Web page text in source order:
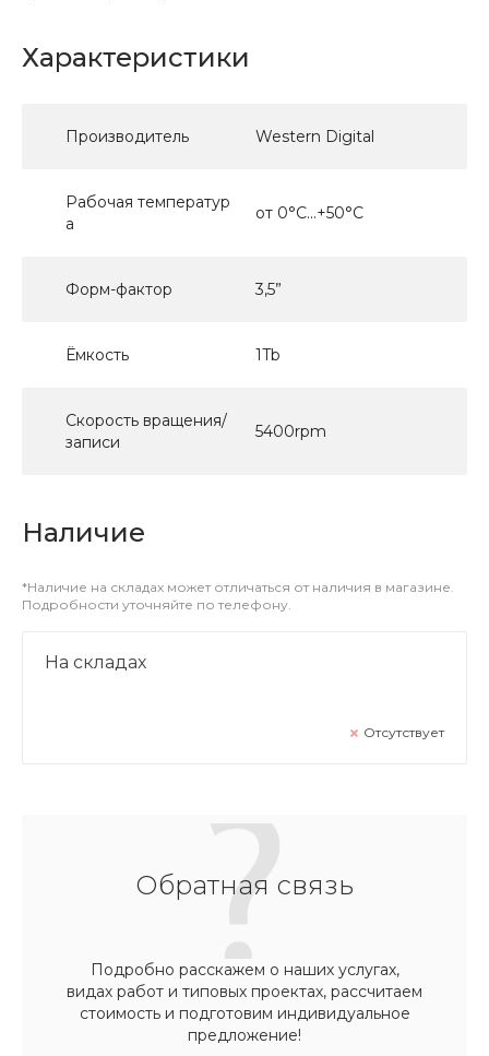
Характеристики
Производитель Western Digital
Рабочая температур
а
от 0°C...+50°C
Форм-фактор 3,5”
Ёмкость 1Tb
Скорость вращения/
записи
5400rpm
Наличие
*Наличие на складах может отличаться от наличия в магазине.
Подробности уточняйте по телефону.
На складах
Отсутствует
Обратная связь
Подробно расскажем о наших услугах,
видах работ и типовых проектах, рассчитаем
стоимость и подготовим индивидуальное
предложение!